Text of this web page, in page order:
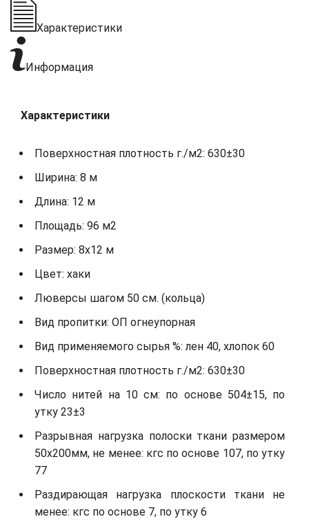
Характеристики
Информация
Характеристики
Поверхностная плотность г./м2: 630±30
Ширина: 8 м
Длина: 12 м
Площадь: 96 м2
Размер: 8х12 м
Цвет: хаки
Люверсы шагом 50 см. (кольца)
Вид пропитки: ОП огнеупорная
Вид применяемого сырья %: лен 40, хлопок 60
Поверхностная плотность г./м2: 630±30
Число нитей на 10 см: по основе 504±15, по
утку 23±3
Разрывная нагрузка полоски ткани размером
50х200мм, не менее: кгс по основе 107, по утку
77
Раздирающая нагрузка плоскости ткани не
менее: кгс по основе 7, по утку 6